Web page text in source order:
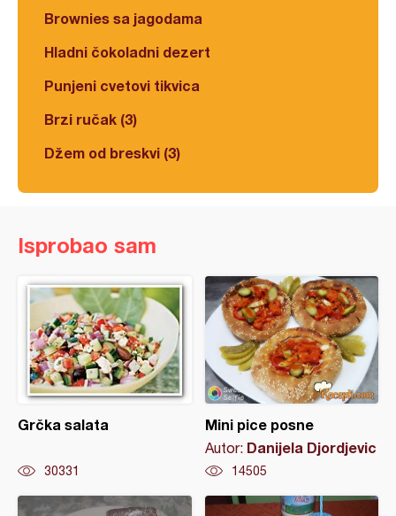
Brownies sa jagodama
Hladni čokoladni dezert
Punjeni cvetovi tikvica
Brzi ručak (3)
Džem od breskvi (3)
Isprobao sam
Grčka salata
30331
Mini pice posne
Autor: Danijela Djordjevic
14505